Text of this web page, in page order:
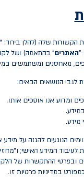
הקשורות שלה (להלן ביחד: "
"האתרים" בהתאמה) ושל
מאחסנים ומשתמשים
לגבי הנושאים הבאים:
ומדוע אנו אוספים אותו.
מידע.
הנוגעים להגנה על מידע
לעיבוד המידע האישי;
ההתקשרות של
במדיניות פרטיות זו.